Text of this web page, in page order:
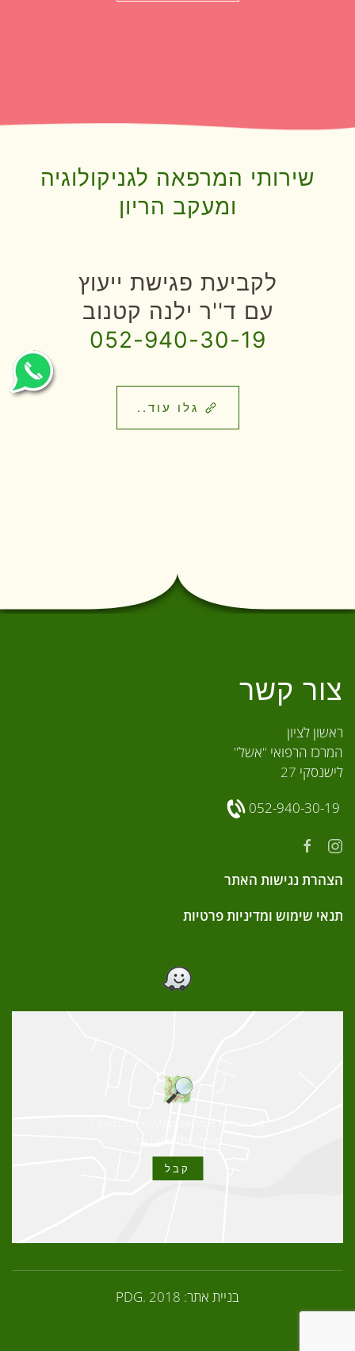
שירותי המרפאה לגניקולוגיה
ומעקב הריון
לקביעת פגישת ייעוץ
עם ד''ר ילנה קטנוב
052-940-30-19
גלו עוד..
צור קשר
ראשון לציון
המרכז הרפואי "אשל"
לישנסקי 27
052-940-30-19
הצהרת נגישות האתר
תנאי שימוש ומדיניות פרטיות
קבל
בניית אתר: PDG. 2018